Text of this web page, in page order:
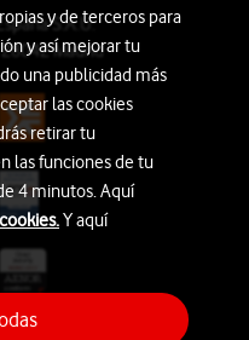
S.A.U.
Madrid
y de terceros para
y así mejorar tu
una publicidad más
las cookies
retirar tu
las funciones de tu
4 minutos. Aquí
Y aquí